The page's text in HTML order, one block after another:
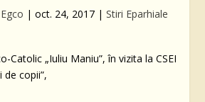
| oct. 24, 2017 | Stiri Eparhiale